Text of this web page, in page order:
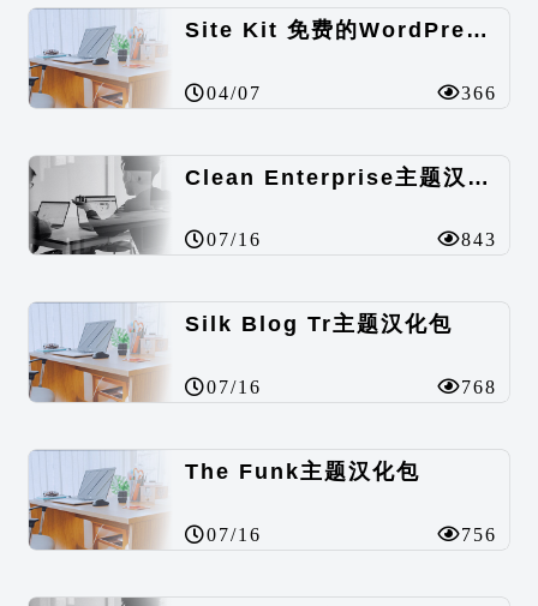
Site Kit 免费的WordPress数据统计插件
04/07 366
Clean Enterprise主题汉化包
07/16 843
Silk Blog Tr主题汉化包
07/16 768
The Funk主题汉化包
07/16 756